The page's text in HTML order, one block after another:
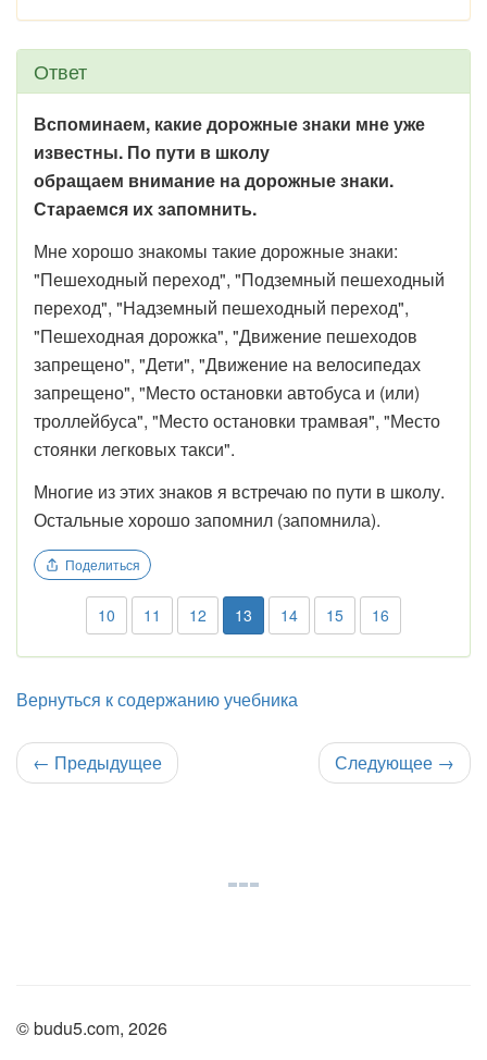
Ответ
Вспоминаем, какие дорожные знаки мне уже
известны. По пути в школу
обращаем внимание на дорожные знаки.
Стараемся их запомнить.
Мне хорошо знакомы такие дорожные знаки:
"Пешеходный переход", "Подземный пешеходный
переход", "Надземный пешеходный переход",
"Пешеходная дорожка", "Движение пешеходов
запрещено", "Дети", "Движение на велосипедах
запрещено", "Место остановки автобуса и (или)
троллейбуса", "Место остановки трамвая", "Место
стоянки легковых такси".
Многие из этих знаков я встречаю по пути в школу.
Остальные хорошо запомнил (запомнила).
Поделиться
10 11 12 13 14 15 16
Вернуться к содержанию учебника
← Предыдущее Следующее →
© budu5.com, 2026